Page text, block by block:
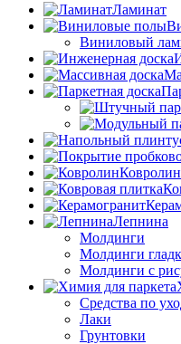
Ламинат
Виниловый
Ковролин
Лепнина
Молдинги
Молдинги
Молдинги с
Средства по
Лаки
Грунтовки